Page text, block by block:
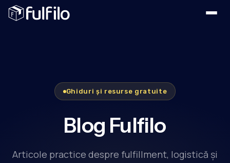
Ghiduri și resurse gratuite
Blog Fulfilo
Articole practice despre fulfillment, logistică și